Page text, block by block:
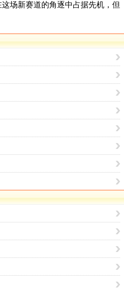
场新赛道的角逐中占据先机，但